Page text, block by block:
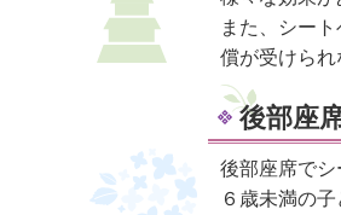
また、シー
償が受けられ
後部座
後部座席でシ
６歳未満の